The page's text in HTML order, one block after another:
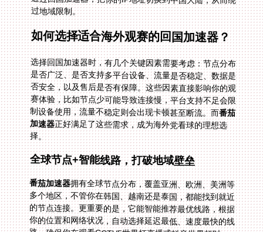
过地域限制。
如何选择适合海外观赛的回国加速器？
选择回国加速器时，有几个关键因素需要考虑：节点分布
是否广泛、是否支持多平台设备、流量是否稳定、数据是
否安全，以及售后是否有保障。这些因素直接影响你的观
赛体验，比如节点少可能导致连接慢，平台支持不足会限
制设备使用，流量不稳定则会出现卡顿甚至断流。而番茄
加速器正好满足了这些需求，成为海外党看球的理想选
择。
全球节点+智能线路，打破地域壁垒
番茄加速器拥有全球节点分布，覆盖亚洲、欧洲、美洲等
多个地区，不管你在韩国、越南还是泰国，都能找到就近
的节点连接。更重要的是，它能智能推荐最优线路，根据
你的位置和网络状况，自动选择延迟最低、速度最快的线
路，确保你在观看CCTV5世界杯直播或抖音世界杯时，
不会因为线路问题而卡顿。比如在泰国看CCTV5世界杯